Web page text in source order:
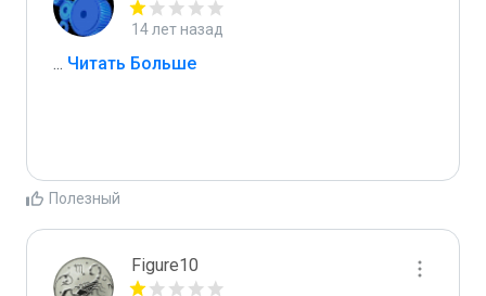
14 лет назад
... Читать Больше
Полезный
Figure10